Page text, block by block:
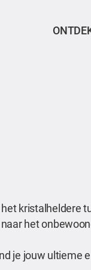
kristalheldere
het
je jouw ultieme